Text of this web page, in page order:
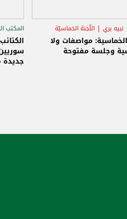
نبيه بري اللّجنة الخماسيّة
مواصفات ولا
وجلسة مفتوحة
المكتب
جديدة